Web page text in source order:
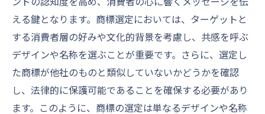
える鍵となります。商標選定においては、ターゲットと
する消費者層の好みや文化的背景を考慮し、共感を呼ぶ
デザインや名称を選ぶことが重要です。さらに、選定し
た商標が他社のものと類似していないかどうかを確認
し、法律的に保護可能であることを確保する必要があり
ます。このように、商標の選定は単なるデザインや名称